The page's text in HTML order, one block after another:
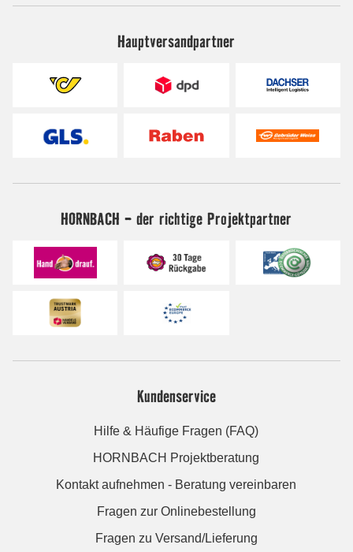
Hauptversandpartner
HORNBACH - der richtige Projektpartner
Kundenservice
Hilfe & Häufige Fragen (FAQ)
HORNBACH Projektberatung
Kontakt aufnehmen - Beratung vereinbaren
Fragen zur Onlinebestellung
Fragen zu Versand/Lieferung